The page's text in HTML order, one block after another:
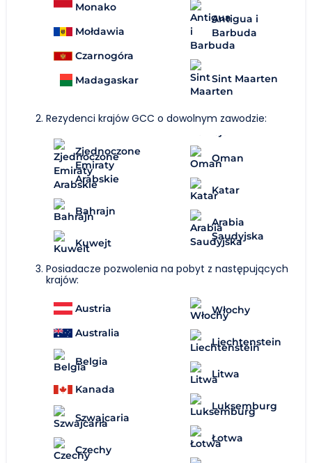
Monako
Mołdawia
Czarnogóra
Madagaskar
Antigua i
Barbuda
Sint Maarten
Rezydenci krajów GCC o dowolnym zawodzie:
Zjednoczone
Emiraty
Arabskie
Bahrajn
Kuwejt
Oman
Katar
Arabia
Saudyjska
Posiadacze pozwolenia na pobyt z następujących
krajów:
Austria
Australia
Belgia
Kanada
Szwajcaria
Czechy
Włochy
Liechtenstein
Litwa
Luksemburg
Łotwa